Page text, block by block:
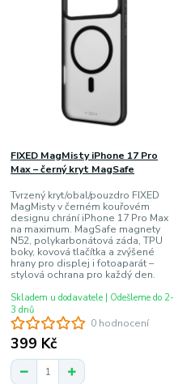
0 hodnocení
FIXED MagMisty iPhone 17 Pro
Max – černý kryt MagSafe
Tvrzený kryt/obal/pouzdro FIXED
MagMisty v černém kouřovém
designu chrání iPhone 17 Pro Max
na maximum. MagSafe magnety
N52, polykarbonátová záda, TPU
boky, kovová tlačítka a zvýšené
hrany pro displej i fotoaparát –
stylová ochrana pro každý den.
399 Kč
Skladem u dodavatele | Odešleme do 2-
3 dnů